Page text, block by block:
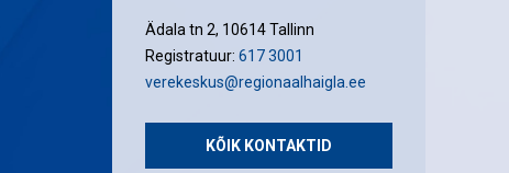
Ädala tn 2, 10614 Tallinn
Registratuur: 617 3001
verekeskus@regionaalhaigla.ee
KÕIK KONTAKTID